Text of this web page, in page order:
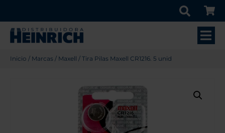
Inicio / Marcas / Maxell / Tira Pilas Maxell CR1216. 5 unid